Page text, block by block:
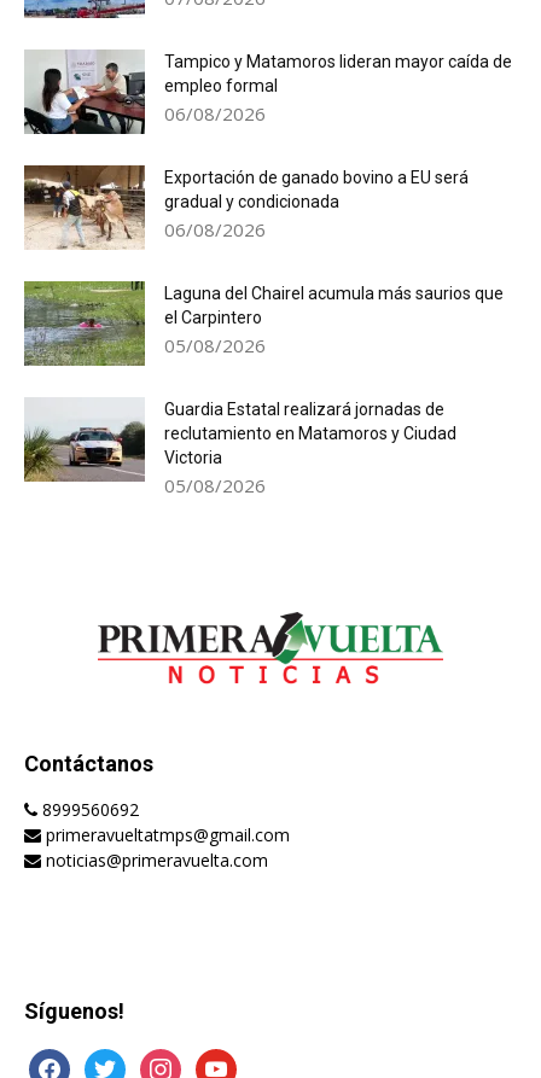
Tampico y Matamoros lideran mayor caída de
empleo formal
06/08/2026
Exportación de ganado bovino a EU será
gradual y condicionada
06/08/2026
Laguna del Chairel acumula más saurios que
el Carpintero
05/08/2026
Guardia Estatal realizará jornadas de
reclutamiento en Matamoros y Ciudad
Victoria
05/08/2026
Contáctanos
8999560692
primeravueltatmps@gmail.com
noticias@primeravuelta.com
Síguenos!
facebooktwitter instagramyoutube